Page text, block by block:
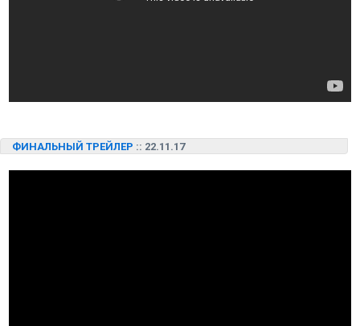
ФИНАЛЬНЫЙ ТРЕЙЛЕР :: 22.11.17